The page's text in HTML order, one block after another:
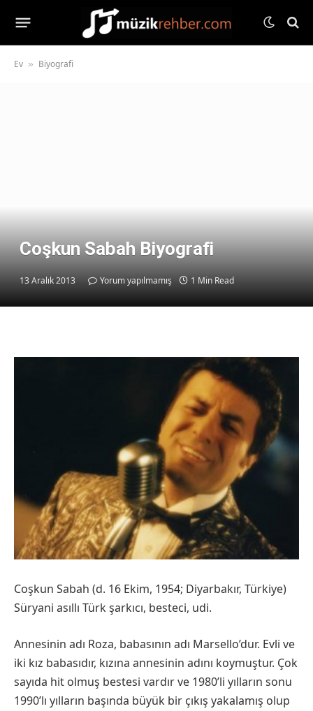
Ev » Biyografi
Coşkun Sabah Biyografi
13 Aralık 2013 Yorum yapılmamış 1 Min Read
Coşkun Sabah (d. 16 Ekim, 1954; Diyarbakır, Türkiye)
Süryani asıllı Türk şarkıcı, besteci, udi.
Annesinin adı Roza, babasının adı Marsello’dur. Evli ve
iki kız babasıdır, kızına annesinin adını koymuştur. Çok
sayıda hit olmuş bestesi vardır ve 1980’li yılların sonu
1990’lı yılların başında büyük bir çıkış yakalamış olup